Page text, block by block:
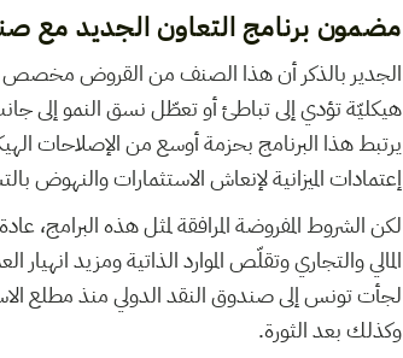
مضمون برنامج التعاون الجديد مع
الجدير بالذكر أن هذا الصنف من القروض مخصص
هيكليّة تؤدي إلى تباطئ أو تعطّل نسق النمو إلى
يرتبط هذا البرنامج بحزمة أوسع من الإصلاحات
إعتمادات الميزانية لإنعاش الاستثمارات
لكن الشروط المفروضة المرافقة لمثل هذه
المالي والتجاري وتقلّص الموارد الذاتية ومزيد
لجأت تونس إلى صندوق النقد الدولي منذ مطلع
وكذلك بعد الثورة.